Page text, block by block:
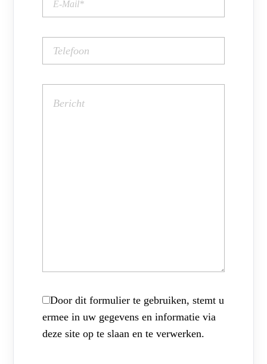
Door dit formulier te gebruiken, stemt u
ermee in uw gegevens en informatie via
deze site op te slaan en te verwerken.